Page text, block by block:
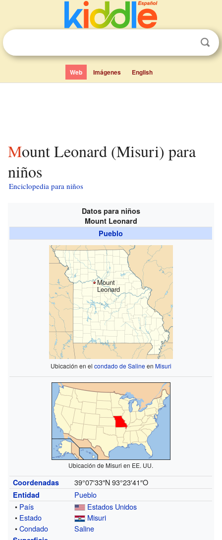
Web Imágenes English
Mount Leonard (Misuri) para
niños
Enciclopedia para niños
Datos para niños
Mount Leonard
Pueblo
Mount
Leonard
Ubicación en el condado de Salineen Misuri
Ubicación de Misuri en EE. UU.
Coordenadas 39°07′33″N 93°23′41″O
Entidad
Pueblo
• País
Estados Unidos
• Estado
Misuri
•Condado Saline